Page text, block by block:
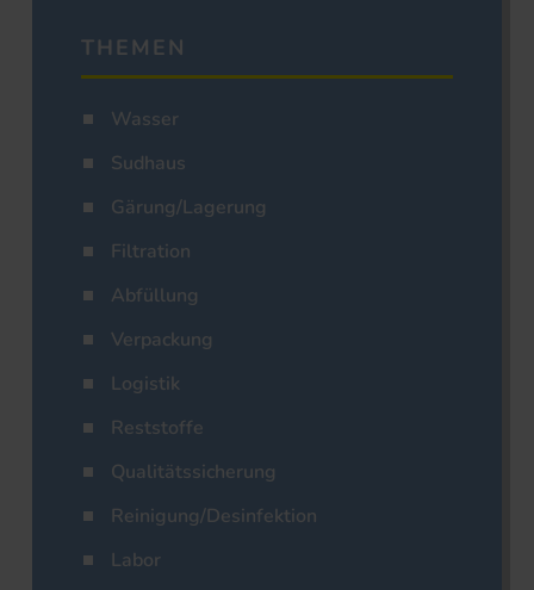
THEMEN
Wasser
Sudhaus
Gärung/Lagerung
Filtration
Abfüllung
Verpackung
Logistik
Reststoffe
Qualitätssicherung
Reinigung/Desinfektion
Labor